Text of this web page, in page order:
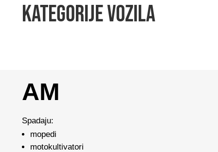
Kategorije vozila
AM
Spadaju:
mopedi
motokultivatori